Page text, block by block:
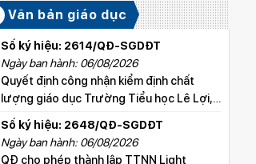
quốc gia
Văn bản giáo dục
Số ký hiệu: 2614/QĐ-SGDĐT
Ngày ban hành: 06/08/2026
Quyết định công nhận kiểm định chất
lượng giáo dục Trường Tiểu học Lê Lợi,
xã Hoài Đức
Số ký hiệu: 2648/QĐ-SGDĐT
Ngày ban hành: 06/08/2026
QĐ cho phép thành lập TTNN Light